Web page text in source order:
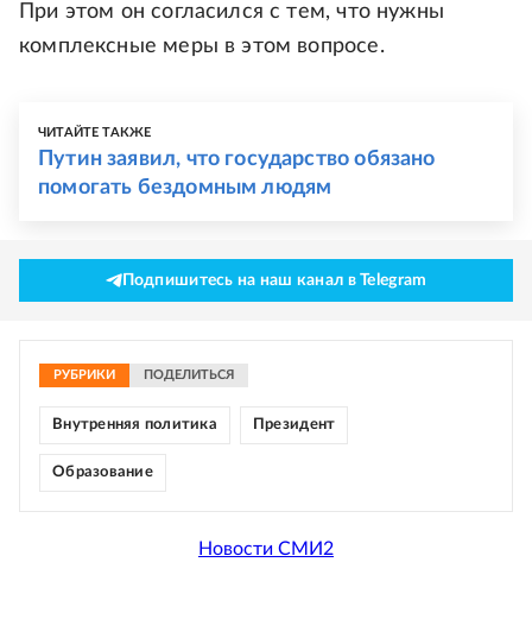
При этом он согласился с тем, что нужны
комплексные меры в этом вопросе.
ЧИТАЙТЕ ТАКЖЕ
Путин заявил, что государство обязано
помогать бездомным людям
Подпишитесь на наш канал в Telegram
РУБРИКИ ПОДЕЛИТЬСЯ
Внутренняя политика Президент
Образование
Новости СМИ2